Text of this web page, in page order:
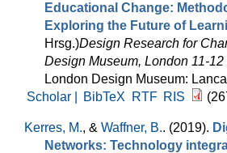
Educational Change:
Exploring the Future of
Hrsg.)Design Research for
Design Museum, London 11-
London Design Museum:
Scholar |
BibTeX RTF RIS
Kerres, M., & Waffner, B.. (2019).
Networks: Technology